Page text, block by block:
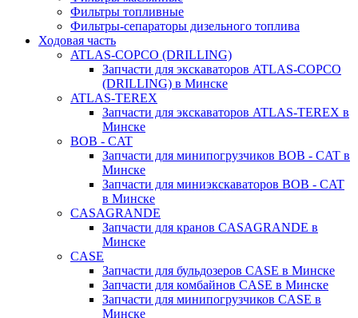
Фильтры топливные
Фильтры-сепараторы дизельного топлива
Ходовая часть
ATLAS-COPCO (DRILLING)
Запчасти для экскаваторов ATLAS-COPCO
(DRILLING) в Минске
ATLAS-TEREX
Запчасти для экскаваторов ATLAS-TEREX в
Минске
BOB - CAT
Запчасти для минипогрузчиков BOB - CAT в
Минске
Запчасти для миниэкскаваторов BOB - CAT
в Минске
CASAGRANDE
Запчасти для кранов CASAGRANDE в
Минске
CASE
Запчасти для бульдозеров CASE в Минске
Запчасти для комбайнов CASE в Минске
Запчасти для минипогрузчиков CASE в
Минске